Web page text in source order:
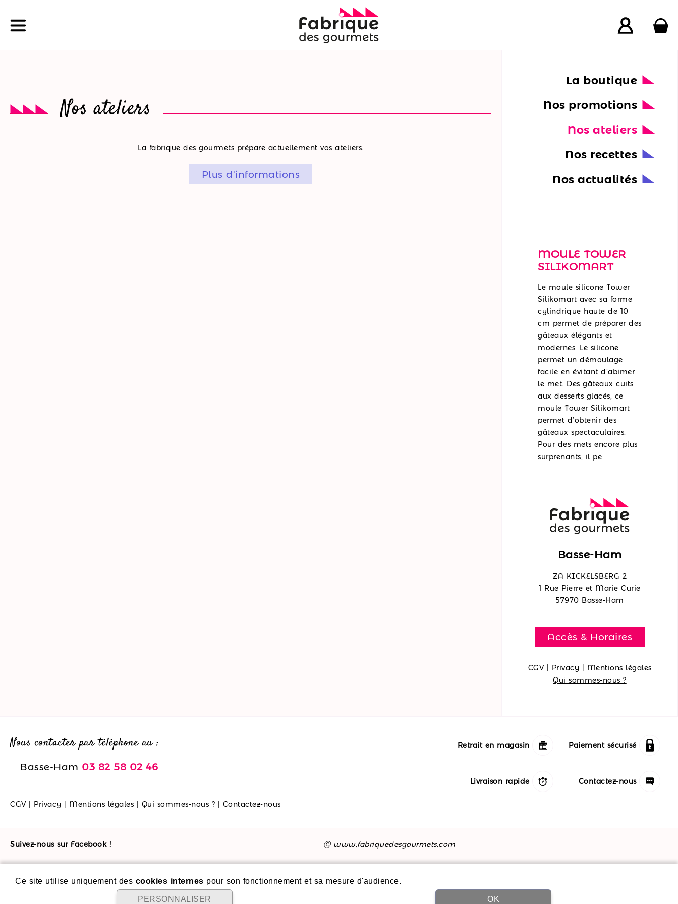
La
boutique
La boutique
Nos promotions
Nos ateliers
Nos recettes
Nos actualités
MOULE TOWER
SILIKOMART
Le moule silicone Tower
Silikomart avec sa forme
cylindrique haute de 10
cm permet de préparer des
gâteaux élégants et
modernes. Le silicone
permet un démoulage
facile en évitant d’abimer
le met. Des gâteaux cuits
aux desserts glacés, ce
moule Tower Silikomart
permet d’obtenir des
gâteaux spectaculaires.
Pour des mets encore plus
surprenants, il pe
Basse-Ham
ZA KICKELSBERG 2
1 Rue Pierre et Marie Curie
57970 Basse-Ham
Accès & Horaires
CGV| Privacy
Mentions légales
Qui sommes-nous ?
Nos ateliers
La fabrique des gourmets prépare actuellement vos ateliers.
Plus d'informations
Nous contacter par téléphone au :
Basse-Ham 03 82 58 02 46
CGV| Privacy Mentions légales Qui sommes-nous ? Contactez-nous
Retrait en magasin
Livraison rapide
Paiement sécurisé
Contactez-nous
Suivez-nous sur Facebook ! Ⓒ www.fabriquedesgourmets.com
Ce site utilise uniquement des cookies internes pour son fonctionnement et sa mesure d'audience.
PERSONNALISER OK